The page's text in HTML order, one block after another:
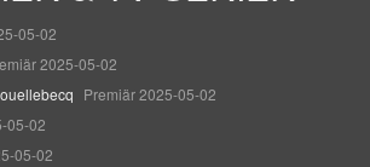
05-02
2025-05-02
Premiär 2025-05-02
05-02
05-02